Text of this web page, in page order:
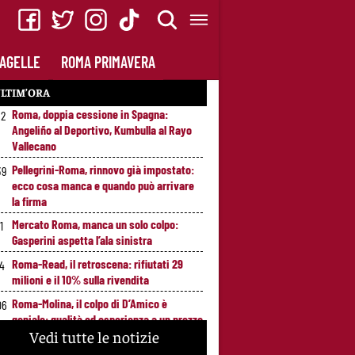
ROMA PRIMAVERA
Roma, doppia cessione in Spagna:
Angeliño al Deportivo, Kumbulla al Rayo
Vallecano
Pellegrini-Roma, rinnovo già impostato:
ecco cosa manca e quando può arrivare
la firma
Mercato Roma, manca un solo colpo:
Gasperini aspetta l’ala sinistra
Roma-Read, il retroscena: rifiutati 29
milioni e il 10% sulla rivendita
Roma-Molina, il colpo di D’Amico è
geniale: qualità ed esperienza a un prezzo
da occasione
Vedi tutte le notizie